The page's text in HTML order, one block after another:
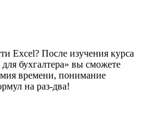
Excel? После изучения курса
бухгалтера» вы сможете
времени, понимание
на раз-два!